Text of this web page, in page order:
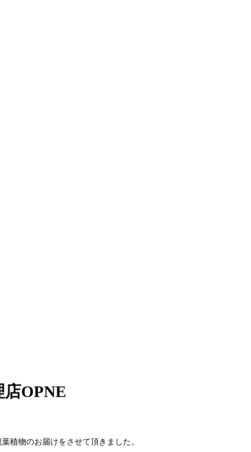
OPNE
植物のお届けをさせて頂きました。